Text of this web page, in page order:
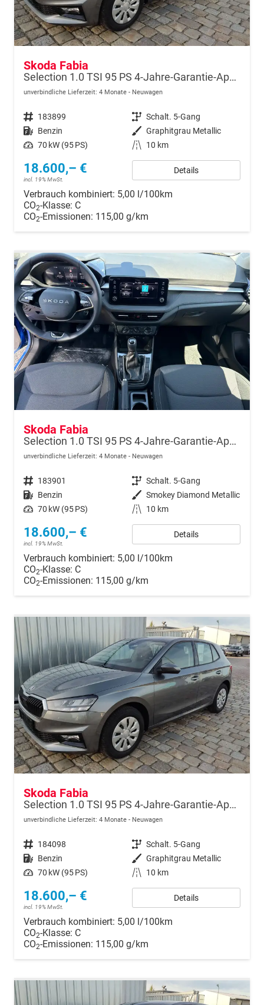
Skoda Fabia
Selection 1.0 TSI 95 PS 4-Jahre-Garantie-AppleCarPlay-AndroidAuto-LED-PDC-Sitzheizung-DAB-Klima
unverbindliche Lieferzeit: 4 Monate Neuwagen
Fahrzeugnr. 183899 Getriebe Schalt. 5-Gang
Kraftstoff Benzin Außenfarbe Graphitgrau Metallic
Leistung 70 kW (95 PS) Kilometerstand 10 km
18.600,– €
incl. 19% MwSt.
Details
Verbrauch kombiniert: 5,00 l/100km
CO2-Klasse: C
CO2-Emissionen: 115,00 g/km
Skoda Fabia
Selection 1.0 TSI 95 PS 4-Jahre-Garantie-AppleCarPlay-AndroidAuto-LED-PDC-Sitzheizung-DAB-Klima
unverbindliche Lieferzeit: 4 Monate Neuwagen
Fahrzeugnr. 183901 Getriebe Schalt. 5-Gang
Kraftstoff Benzin Außenfarbe Smokey Diamond Metallic
Leistung 70 kW (95 PS) Kilometerstand 10 km
18.600,– €
incl. 19% MwSt.
Details
Verbrauch kombiniert: 5,00 l/100km
CO2-Klasse: C
CO2-Emissionen: 115,00 g/km
Skoda Fabia
Selection 1.0 TSI 95 PS 4-Jahre-Garantie-AppleCarPlay-AndroidAuto-LED-PDC-Sitzheizung-DAB-Klima
unverbindliche Lieferzeit: 4 Monate Neuwagen
Fahrzeugnr. 184098 Getriebe Schalt. 5-Gang
Kraftstoff Benzin Außenfarbe Graphitgrau Metallic
Leistung 70 kW (95 PS) Kilometerstand 10 km
18.600,– €
incl. 19% MwSt.
Details
Verbrauch kombiniert: 5,00 l/100km
CO2-Klasse: C
CO2-Emissionen: 115,00 g/km